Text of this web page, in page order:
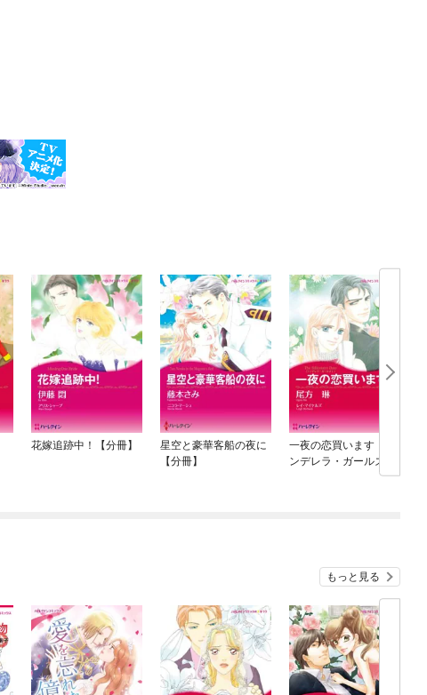
花嫁追跡中！【分冊】
星空と豪華客船の夜に
【分冊】
一夜の恋買います〈シ
ンデレラ・ガールズⅠ〉
もっと見る